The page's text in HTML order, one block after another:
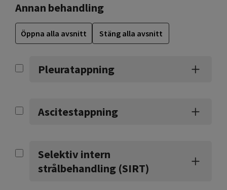
Annan behandling
Öppna alla avsnitt Stäng alla avsnitt
Pleuratappning
Ascitestappning
Selektiv intern
strålbehandling (SIRT)